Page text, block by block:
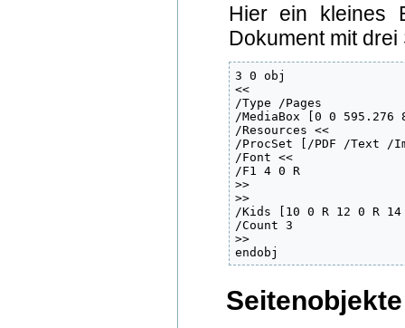
Hier ein kleines
Dokument mit
3 0 obj
<<
/Type /Pages
/MediaBox [0 0 595.276
/Resources <<
/ProcSet [/PDF /Text /
/Font <<
/F1 4 0 R
>>
>>
/Kids [10 0 R 12 0 R
/Count 3
>>
endobj
Seitenobjekte